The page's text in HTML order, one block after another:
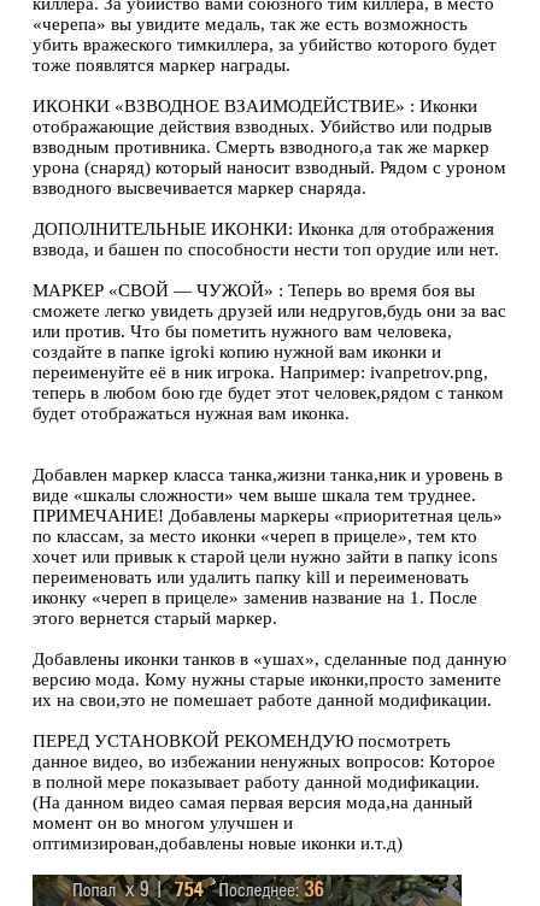
«черепа» вы увидите медаль, так же есть возможность
убить вражеского тимкиллера, за убийство которого будет
тоже появлятся маркер награды.
ИКОНКИ «ВЗВОДНОЕ ВЗАИМОДЕЙСТВИЕ» : Иконки
отображающие действия взводных. Убийство или подрыв
взводным противника. Смерть взводного,а так же маркер
урона (снаряд) который наносит взводный. Рядом с уроном
взводного высвечивается маркер снаряда.
ДОПОЛНИТЕЛЬНЫЕ ИКОНКИ: Иконка для отображения
взвода, и башен по способности нести топ орудие или нет.
МАРКЕР «СВОЙ — ЧУЖОЙ» : Теперь во время боя вы
сможете легко увидеть друзей или недругов,будь они за вас
или против. Что бы пометить нужного вам человека,
создайте в папке igroki копию нужной вам иконки и
переименуйте её в ник игрока. Например: ivanpetrov.png,
теперь в любом бою где будет этот человек,рядом с танком
будет отображаться нужная вам иконка.
Добавлен маркер класса танка,жизни танка,ник и уровень в
виде «шкалы сложности» чем выше шкала тем труднее.
ПРИМЕЧАНИЕ! Добавлены маркеры «приоритетная цель»
по классам, за место иконки «череп в прицеле», тем кто
хочет или привык к старой цели нужно зайти в папку icons
переименовать или удалить папку kill и переименовать
иконку «череп в прицеле» заменив название на 1. После
этого вернется старый маркер.
Добавлены иконки танков в «ушах», сделанные под данную
версию мода. Кому нужны старые иконки,просто замените
их на свои,это не помешает работе данной модификации.
ПЕРЕД УСТАНОВКОЙ РЕКОМЕНДУЮ посмотреть
данное видео, во избежании ненужных вопросов: Которое
в полной мере показывает работу данной модификации.
(На данном видео самая первая версия мода,на данный
момент он во многом улучшен и
оптимизирован,добавлены новые иконки и.т.д)